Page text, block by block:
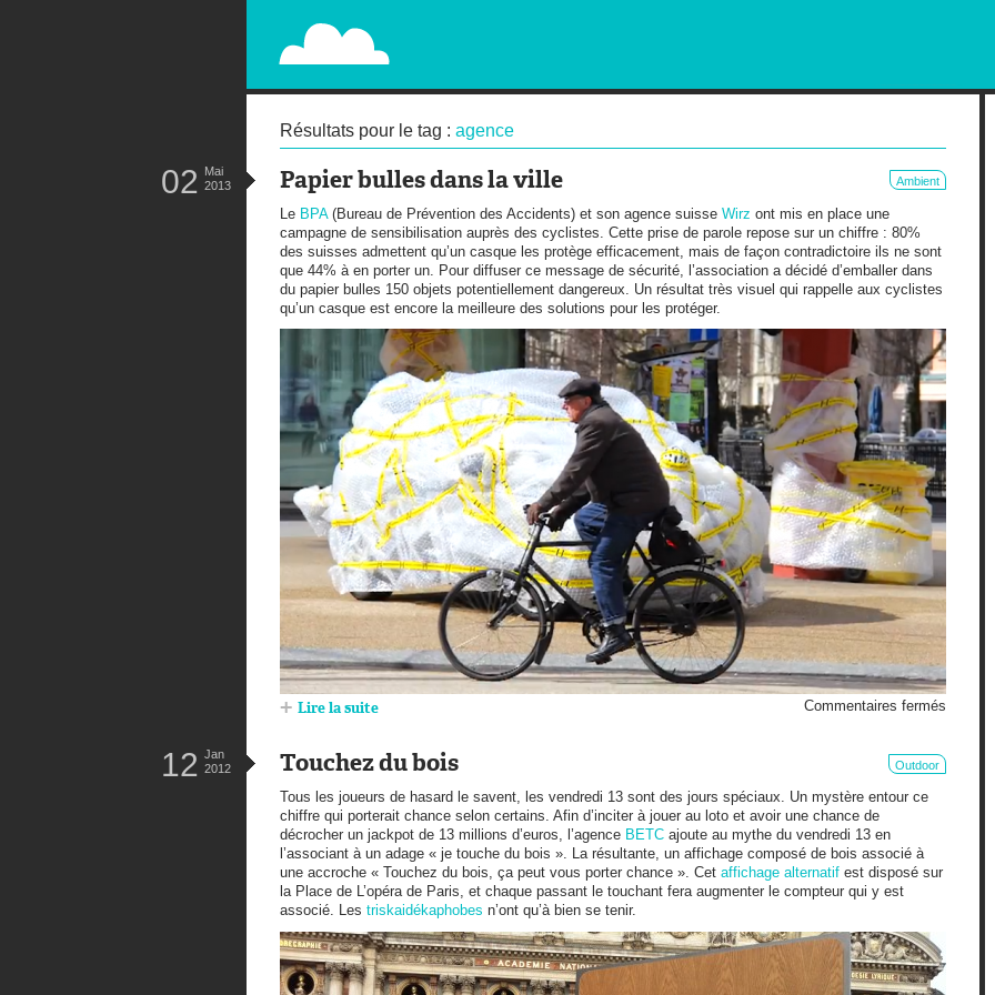
PAPERPLANE
STREET, AMBIENT, GUÉRILLA MARKETING AND OUT OF HOME
Résultats pour le tag : agence
Papier bulles dans la ville Ambient
02 Mai
2013
Le BPA(Bureau de Prévention des Accidents) et son agence suisse Wirz ont mis en place une
campagne de sensibilisation auprès des cyclistes. Cette prise de parole repose sur un chiffre : 80%
des suisses admettent qu’un casque les protège efficacement, mais de façon contradictoire ils ne sont
que 44% à en porter un. Pour diffuser ce message de sécurité, l’association a décidé d’emballer dans
du papier bulles 150 objets potentiellement dangereux. Un résultat très visuel qui rappelle aux cyclistes
qu’un casque est encore la meilleure des solutions pour les protéger.
Lire la suite Commentaires fermés
dans
Touchez du bois Outdoor
12 Jan
2012
Tous les joueurs de hasard le savent, les vendredi 13 sont des jours spéciaux. Un mystère entour ce
chiffre qui porterait chance selon certains. Afin d’inciter à jouer au loto et avoir une chance de
décrocher un jackpot de 13 millions d’euros, l’agence BETC ajoute au mythe du vendredi 13 en
l’associant à un adage « je touche du bois ». La résultante, un affichage composé de bois associé à
une accroche « Touchez du bois, ça peut vous porter chance ». Cet affichage alternatif est disposé sur
la Place de L’opéra de Paris, et chaque passant le touchant fera augmenter le compteur qui y est
associé. Les triskaidékaphobes n’ont qu’à bien se tenir.